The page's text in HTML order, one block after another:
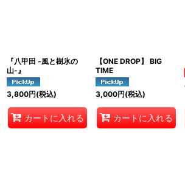
『八甲田 -風と樹氷の
山-』
3,800円(税込)
カートに入れる
【ONE DROP】 BIG
TIME
3,000円(税込)
カートに入れる